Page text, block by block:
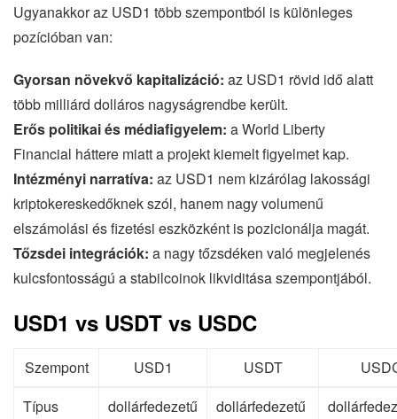
Ugyanakkor az USD1 több szempontból is különleges
pozícióban van:
Gyorsan növekvő kapitalizáció: az USD1 rövid idő alatt
több milliárd dolláros nagyságrendbe került.
Erős politikai és médiafigyelem: a World Liberty
Financial háttere miatt a projekt kiemelt figyelmet kap.
Intézményi narratíva: az USD1 nem kizárólag lakossági
kriptokereskedőknek szól, hanem nagy volumenű
elszámolási és fizetési eszközként is pozicionálja magát.
Tőzsdei integrációk: a nagy tőzsdéken való megjelenés
kulcsfontosságú a stabilcoinok likviditása szempontjából.
USD1 vs USDT vs USDC
Szempont USD1 USDT
Típus
dollárfedezetű
dollárfedezetű